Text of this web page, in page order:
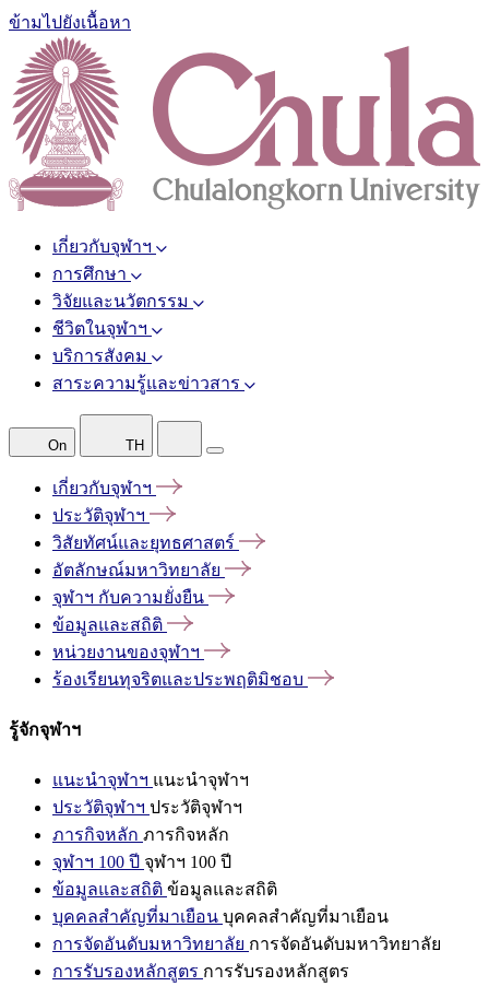
ข้ามไปยังเนื้อหา
เกี่ยวกับจุฬาฯ
การศึกษา
วิจัยและนวัตกรรม
ชีวิตในจุฬาฯ
บริการสังคม
สาระความรู้และข่าวสาร
On TH
เกี่ยวกับจุฬาฯ
ประวัติจุฬาฯ
วิสัยทัศน์และยุทธศาสตร์
อัตลักษณ์มหาวิทยาลัย
จุฬาฯ กับความยั่งยืน
ข้อมูลและสถิติ
หน่วยงานของจุฬาฯ
ร้องเรียนทุจริตและประพฤติมิชอบ
รู้จักจุฬาฯ
แนะนำจุฬาฯ แนะนำจุฬาฯ
ประวัติจุฬาฯ ประวัติจุฬาฯ
ภารกิจหลัก ภารกิจหลัก
จุฬาฯ 100 ปี จุฬาฯ 100 ปี
ข้อมูลและสถิติ ข้อมูลและสถิติ
บุคคลสำคัญที่มาเยือน บุคคลสำคัญที่มาเยือน
การจัดอันดับมหาวิทยาลัย การจัดอันดับมหาวิทยาลัย
การรับรองหลักสูตร การรับรองหลักสูตร